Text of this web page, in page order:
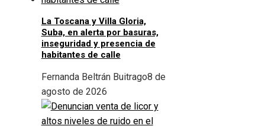
La Toscana y Villa Gloria,
Suba, en alerta por basuras,
inseguridad y presencia de
habitantes de calle
Fernanda Beltrán Buitrago8 de
agosto de 2026